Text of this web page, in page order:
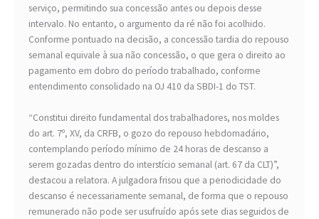
serviço, permitindo sua concessão antes ou depois desse
intervalo. No entanto, o argumento da ré não foi acolhido.
Conforme pontuado na decisão, a concessão tardia do repouso
semanal equivale à sua não concessão, o que gera o direito ao
pagamento em dobro do período trabalhado, conforme
entendimento consolidado na OJ 410 da SBDI-1 do TST.
“Constitui direito fundamental dos trabalhadores, nos moldes
do art. 7º, XV, da CRFB, o gozo do repouso hebdomadário,
contemplando período mínimo de 24 horas de descanso a
serem gozadas dentro do interstício semanal (art. 67 da CLT)”,
destacou a relatora. A julgadora frisou que a periodicidade do
descanso é necessariamente semanal, de forma que o repouso
remunerado não pode ser usufruído após sete dias seguidos de